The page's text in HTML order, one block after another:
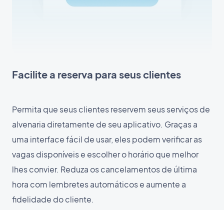
Facilite a reserva para seus clientes
Permita que seus clientes reservem seus serviços de
alvenaria diretamente de seu aplicativo. Graças a
uma interface fácil de usar, eles podem verificar as
vagas disponíveis e escolher o horário que melhor
lhes convier. Reduza os cancelamentos de última
hora com lembretes automáticos e aumente a
fidelidade do cliente.